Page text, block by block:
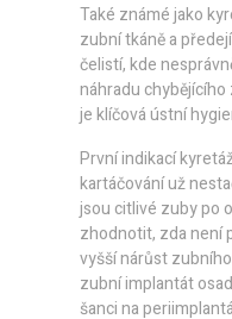
Také známé jako
zubní tkáně a
čelistí, kde
náhradu
je klíčová ústní
První indikací
kartáčování už
jsou citlivé zuby po
zhodnotit, zda není
vyšší nárůst
zubní implantát
šanci na